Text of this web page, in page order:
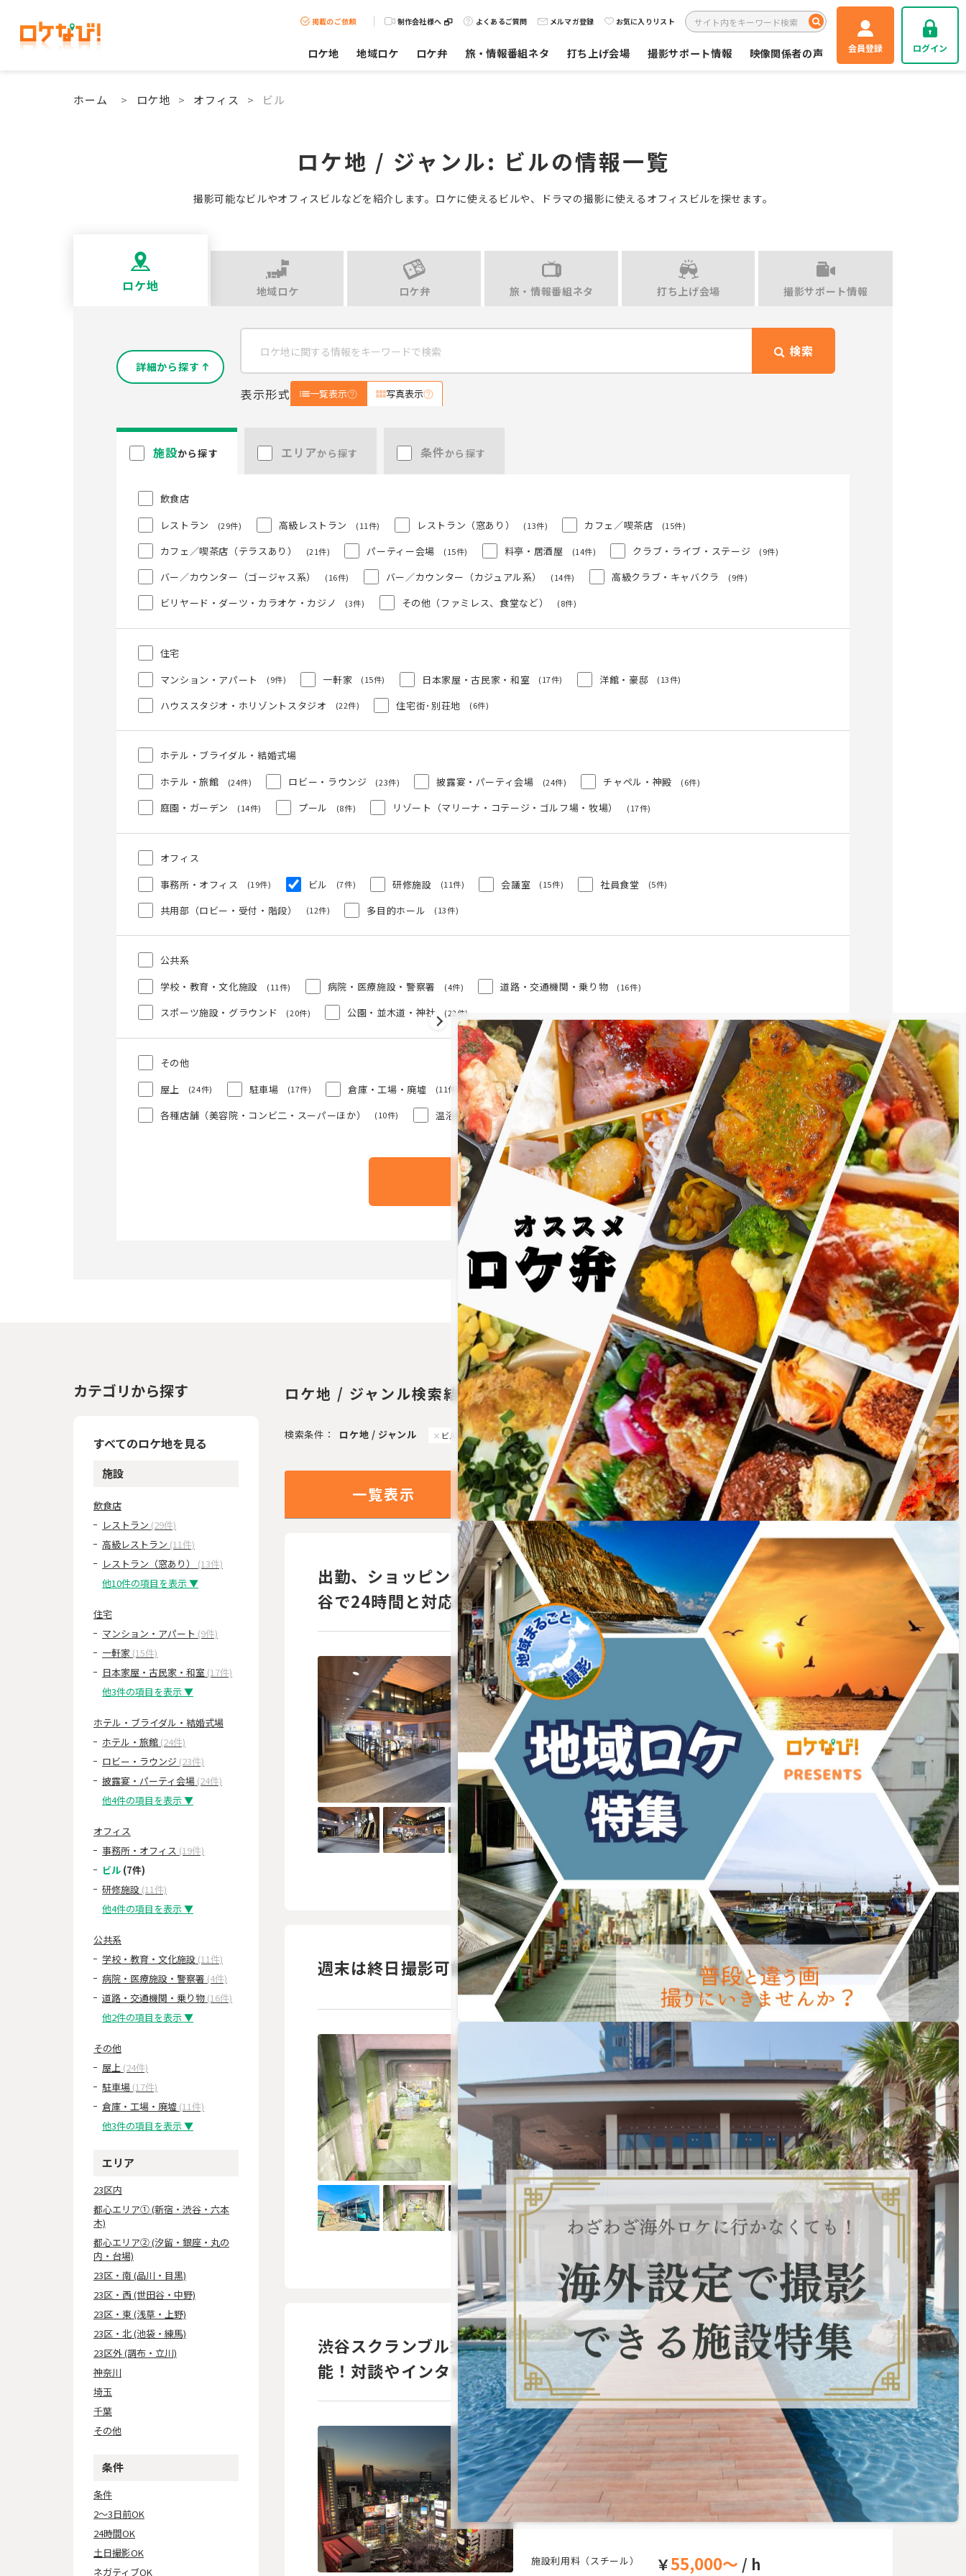
掲載のご依頼 制作会社様へ よくあるご質問 メルマガ登録 お気に入りリスト
ロケ地 地域ロケ ロケ弁 旅・情報番組ネタ 打ち上げ会場 撮影サポート情報 映像関係者の声 会員登録 ログイン
ホーム > ロケ地 > オフィス > ビル
ロケ地 / ジャンル: ビルの情報一覧
撮影可能なビルやオフィスビルなどを紹介します。ロケに使えるビルや、ドラマの撮影に使えるオフィスビルを探せます。
ロケ地 地域ロケ ロケ弁 旅・情報番組ネタ 打ち上げ会場 撮影サポート情報
検索
表示形式 一覧表示 写真表示
詳細から探す
施設から探す エリアから探す 条件から探す
飲食店
レストラン
(29件) 高級レストラン (11件) レストラン（窓あり） (13件) カフェ／喫茶店 (15件)
カフェ／喫茶店（テラスあり） (21件) パーティー会場 (15件) 料亭・居酒屋 (14件) クラブ・ライブ・ステージ (9件)
バー／カウンター（ゴージャス系） (16件) バー／カウンター（カジュアル系） (14件) 高級クラブ・キャバクラ (9件)
ビリヤード・ダーツ・カラオケ・カジノ (3件) その他（ファミレス、食堂など） (8件)
住宅
マンション・アパート
(9件) 一軒家 (15件) 日本家屋・古民家・和室 (17件) 洋館・豪邸 (13件)
ハウススタジオ・ホリゾントスタジオ (22件) 住宅街･別荘地 (6件)
ホテル・ブライダル・結婚式場
ホテル・旅館
(24件) ロビー・ラウンジ (23件) 披露宴・パーティ会場 (24件) チャペル・神殿 (6件)
庭園・ガーデン (14件) プール (8件) リゾート（マリーナ・コテージ・ゴルフ場・牧場） (17件)
オフィス
事務所・オフィス
(19件) ビル (7件) 研修施設 (11件) 会議室 (15件) 社員食堂 (5件)
共用部（ロビー・受付・階段） (12件) 多目的ホール (13件)
公共系
学校・教育・文化施設
(11件) 病院・医療施設・警察署 (4件) 道路・交通機関・乗り物 (16件)
スポーツ施設・グラウンド (20件) 公園・並木道・神社 (22件)
その他
屋上
(24件) 駐車場 (17件) 倉庫・工場・廃墟 (11件) 商業用施設（ショッピングモール・映画館など） (14件)
各種店舗（美容院・コンビ二・スーパーほか） (10件) 温浴施設 (9件)
検索
ロケ地 / ジャンル検索結果：7件
検索条件： ロケ地 / ジャンル ビル 表示件数 1〜7件を表示中
一覧表示 写真表示 地図表示
出勤、ショッピングなど日常シーンの撮影可！渋
谷で24時間と対応条件面◎
お気に入りリストに追加
渋谷キャスト
最寄駅： 渋谷駅
24時間OK 土日撮影OK ネガティブOK ALLジャンルOK 深夜撮影OK
施設利用料（スチール） ￥33,000/ h～
施設利用料（ムービー） ￥55,000 / h～
詳細を見る
週末は終日撮影可能な大規模廃棄処理工場！ お気に入りリストに追加
川崎白石工場（日本ダスト株式会社）
最寄駅： 川崎
2～3日前OK 土日撮影OK ネガティブOK ALLジャンルOK 深夜撮影OK
施設利用料（スチール） ￥ 44,000～/ h
施設利用料（ムービー） 44,000～
詳細を見る
渋谷スクランブル交差点の実景・俯瞰撮影が可
能！対談やインタビューにも最適！
お気に入りリストに追加
SHIBUYA QWS（渋谷キューズ）・
スクランブルホール
最寄駅： 渋谷
土日撮影OK ALLジャンルOK タイアップ割引あり
施設利用料（スチール） ￥55,000～ / h
カテゴリから探す
すべてのロケ地を見る
施設
飲食店
レストラン (29件)
高級レストラン (11件)
レストラン（窓あり） (13件)
他10件の項目を表示 ▼
住宅
マンション・アパート (9件)
一軒家 (15件)
日本家屋・古民家・和室 (17件)
他3件の項目を表示 ▼
ホテル・ブライダル・結婚式場
ホテル・旅館 (24件)
ロビー・ラウンジ (23件)
披露宴・パーティ会場 (24件)
他4件の項目を表示 ▼
オフィス
事務所・オフィス (19件)
ビル (7件)
研修施設 (11件)
他4件の項目を表示 ▼
公共系
学校・教育・文化施設 (11件)
病院・医療施設・警察署 (4件)
道路・交通機関・乗り物 (16件)
他2件の項目を表示 ▼
その他
屋上 (24件)
駐車場 (17件)
倉庫・工場・廃墟 (11件)
他3件の項目を表示 ▼
エリア
23区内
都心エリア① (新宿・渋谷・六本
木)
都心エリア② (汐留・銀座・丸の
内・台場)
23区・南 (品川・目黒)
23区・西 (世田谷・中野)
23区・東 (浅草・上野)
23区・北 (池袋・練馬)
23区外 (調布・立川)
神奈川
埼玉
千葉
その他
条件
条件
2～3日前OK
24時間OK
土日撮影OK
ネガティブOK